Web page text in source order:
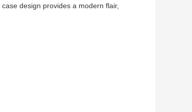
design provides a modern flair,